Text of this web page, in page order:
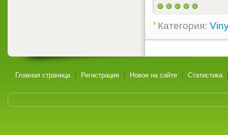
Категория:
Главная страница Регистрация Новое на сайте Статистика